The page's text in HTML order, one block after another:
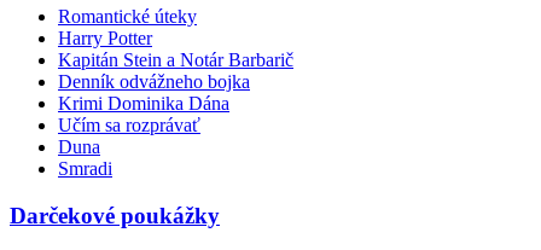
Romantické úteky
Harry Potter
Kapitán Stein a Notár Barbarič
Denník odvážneho bojka
Krimi Dominika Dána
Učím sa rozprávať
Duna
Smradi
Darčekové poukážky